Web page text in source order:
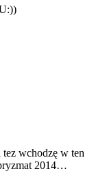
wchodzę w ten
2014…